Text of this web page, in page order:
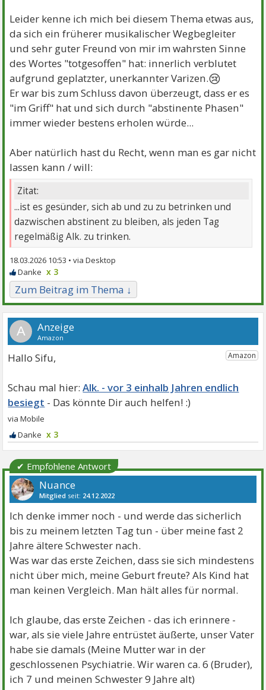
Leider kenne ich mich bei diesem Thema etwas aus,
da sich ein früherer musikalischer Wegbegleiter
und sehr guter Freund von mir im wahrsten Sinne
des Wortes "totgesoffen" hat: innerlich verblutet
aufgrund geplatzter, unerkannter Varizen.😢
Er war bis zum Schluss davon überzeugt, dass er es
"im Griff" hat und sich durch "abstinente Phasen"
immer wieder bestens erholen würde...
Aber natürlich hast du Recht, wenn man es gar nicht
lassen kann / will:
Zitat:
...ist es gesünder, sich ab und zu zu betrinken und
dazwischen abstinent zu bleiben, als jeden Tag
regelmäßig Alk. zu trinken.
18.03.2026 10:53 •
x 3
Zum Beitrag im Thema ↓
A
Hallo Sifu,
Alk. - vor 3 einhalb Jahren endlich
besiegt
x 3
✔ Empfohlene Antwort
Nuance
Mitglied seit: 24.12.2022
Ich denke immer noch - und werde das sicherlich
bis zu meinem letzten Tag tun - über meine fast 2
Jahre ältere Schwester nach.
Was war das erste Zeichen, dass sie sich mindestens
nicht über mich, meine Geburt freute? Als Kind hat
man keinen Vergleich. Man hält alles für normal.
Ich glaube, das erste Zeichen - das ich erinnere -
war, als sie viele Jahre entrüstet äußerte, unser Vater
habe sie damals (Meine Mutter war in der
geschlossenen Psychiatrie. Wir waren ca. 6 (Bruder),
ich 7 und meinen Schwester 9 Jahre alt)